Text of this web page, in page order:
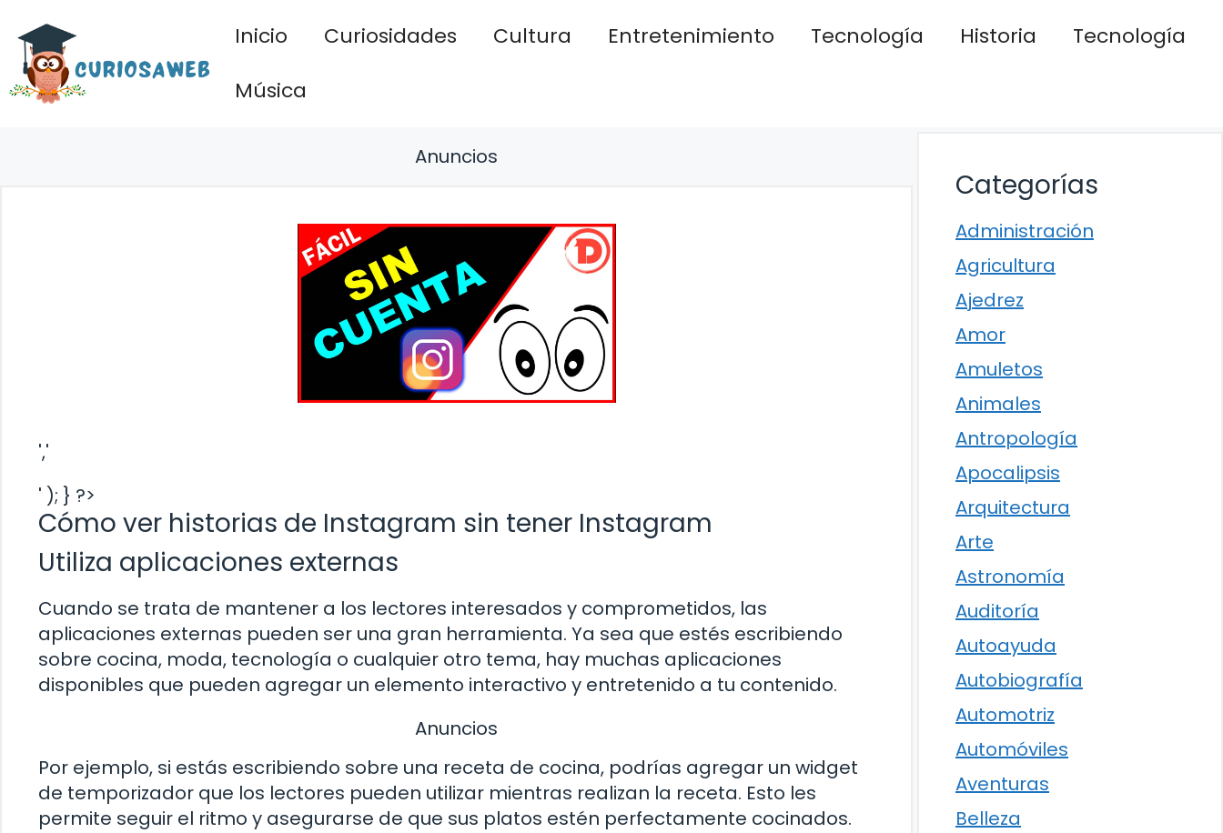
contenido
Inicio Curiosidades Cultura Entretenimiento Tecnología Historia
Tecnología
Música
Anuncios
','
' ); } ?>
Cómo ver historias de Instagram sin tener Instagram
Utiliza aplicaciones externas
Cuando se trata de mantener a los lectores interesados y comprometidos, las
aplicaciones externas pueden ser una gran herramienta. Ya sea que estés escribiendo
sobre cocina, moda, tecnología o cualquier otro tema, hay muchas aplicaciones
disponibles que pueden agregar un elemento interactivo y entretenido a tu contenido.
Anuncios
Por ejemplo, si estás escribiendo sobre una receta de cocina, podrías agregar un widget
de temporizador que los lectores pueden utilizar mientras realizan la receta. Esto les
permite seguir el ritmo y asegurarse de que sus platos estén perfectamente cocinados.
Categorías
Administración
Agricultura
Ajedrez
Amor
Amuletos
Animales
Antropología
Apocalipsis
Arquitectura
Arte
Astronomía
Auditoría
Autoayuda
Autobiografía
Automotriz
Automóviles
Aventuras
Belleza